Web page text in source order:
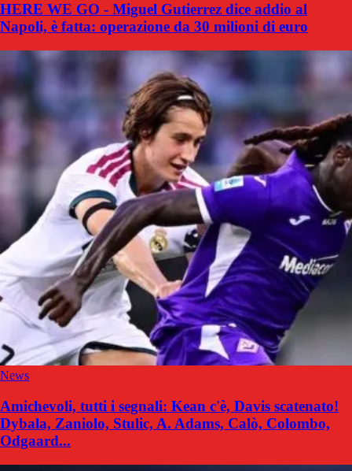
HERE WE GO - Miguel Gutierrez dice addio al
Napoli, è fatta: operazione da 30 milioni di euro
News
Amichevoli, tutti i segnali: Kean c'è, Davis scatenato!
Dybala, Zaniolo, Stulic, A. Adams, Calò, Colombo,
Odgaard...